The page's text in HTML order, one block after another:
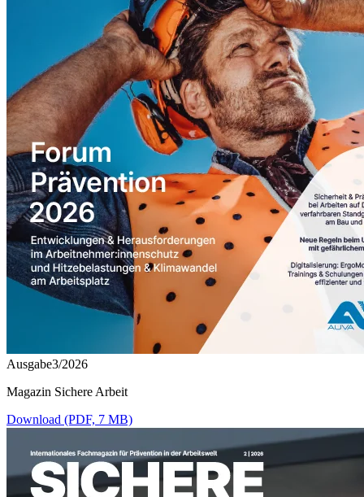
Ausgabe3/2026
Magazin Sichere Arbeit
Download (PDF, 7 MB)